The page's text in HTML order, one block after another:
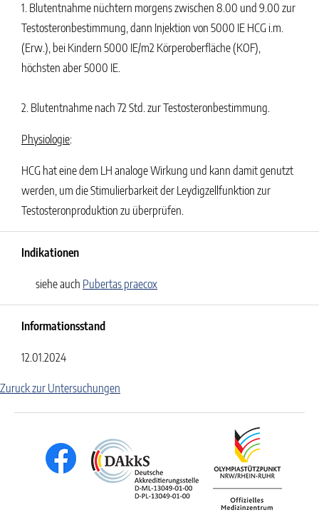
1. Blutentnahme nüchtern morgens zwischen 8.00 und 9.00 zur
Testosteronbestimmung,dann Injektion von 5000 IE HCG i.m.
(Erw.), bei Kindern 5000 IE/m2 Körperoberfläche (KOF),
höchsten aber 5000 IE.
2. Blutentnahme nach 72 Std. zur Testosteronbestimmung.
Physiologie:
HCG hat eine dem LH analoge Wirkung und kann damit genutzt
werden, um die Stimulierbarkeit der Leydigzellfunktion zur
Testosteronproduktion zu überprüfen.
Indikationen
siehe auch Pubertas praecox
Informationsstand
12.01.2024
Zuruck zur Untersuchungen